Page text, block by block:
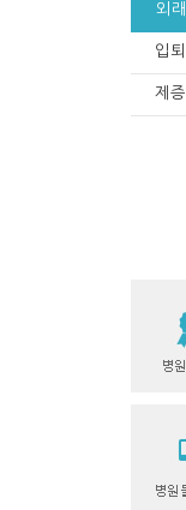
외
입
제